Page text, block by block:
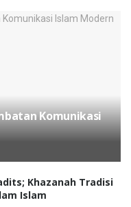
Komunikasi
Khazanah Tradisi
Islam